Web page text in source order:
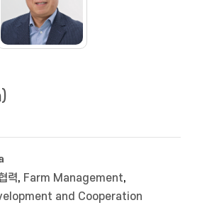
력, Farm Management,
and Cooperation